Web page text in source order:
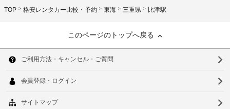
TOP 格安レンタカー比較・予約 東海 三重県 比津駅
このページのトップへ戻る